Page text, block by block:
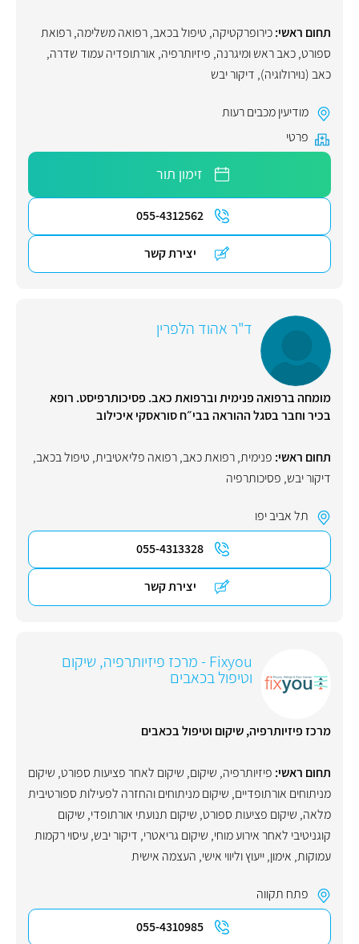
תחום ראשי:כירופרקטיקה, טיפול בכאב,רפואה משלימה,רפואת
ספורט,כאב ראש ומיגרנה, פיזיותרפיה, אורתופדיה עמוד שדרה,
כאב (נוירולוגיה), דיקור יבש
מודיעין מכבים רעות
פרטי
זימון תור
055-4312562
יצירת קשר
ד"ר אהוד הלפרין
מומחה ברפואה פנימית וברפואת כאב. פסיכותרפיסט. רופא
בכיר וחבר בסגל ההוראה בבי״ח סוראסקי איכילוב
תחום ראשי: פנימית,רפואת כאב,רפואה פליאטיבית, טיפול בכאב,
דיקור יבש, פסיכותרפיה
תל אביב יפו
055-4313328
יצירת קשר
Fixyou - מרכז פיזיותרפיה, שיקום
וטיפול בכאבים
מרכז פיזיותרפיה, שיקום וטיפול בכאבים
תחום ראשי: פיזיותרפיה, שיקום, שיקום לאחר פציעות ספורט, שיקום
מניתוחים אורתופדיים, שיקום מניתוחים והחזרה לפעילות ספורטיבית
מלאה, שיקום פציעות ספורט, שיקום תנועתי אורתופדי, שיקום
קוגניטיבי לאחר אירוע מוחי, שיקום גריאטרי, דיקור יבש,עיסוי רקמות
עמוקות, אימון,ייעוץ וליווי אישי, העצמה אישית
פתח תקווה
055-4310985